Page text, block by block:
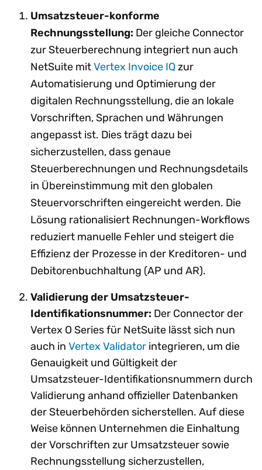
Umsatzsteuer-konforme
Rechnungsstellung: Der gleiche Connector
zur Steuerberechnung integriert nun auch
NetSuite mitVertex Invoice IQzur
Automatisierung und Optimierung der
digitalen Rechnungsstellung, die an lokale
Vorschriften, Sprachen und Währungen
angepasst ist. Dies trägt dazu bei
sicherzustellen, dass genaue
Steuerberechnungen und Rechnungsdetails
in Übereinstimmung mit den globalen
Steuervorschriften eingereicht werden. Die
Lösung rationalisiert Rechnungen-Workflows
reduziert manuelle Fehler und steigert die
Effizienz der Prozesse in der Kreditoren- und
Debitorenbuchhaltung (AP und AR).
Validierung der Umsatzsteuer-
Identifikationsnummer: Der Connector der
Vertex O Series für NetSuite lässt sich nun
auch in Vertex Validator integrieren, um die
Genauigkeit und Gültigkeit der
Umsatzsteuer-Identifikationsnummern durch
Validierung anhand offizieller Datenbanken
der Steuerbehörden sicherstellen. Auf diese
Weise können Unternehmen die Einhaltung
der Vorschriften zur Umsatzsteuer sowie
Rechnungsstellung sicherzustellen,